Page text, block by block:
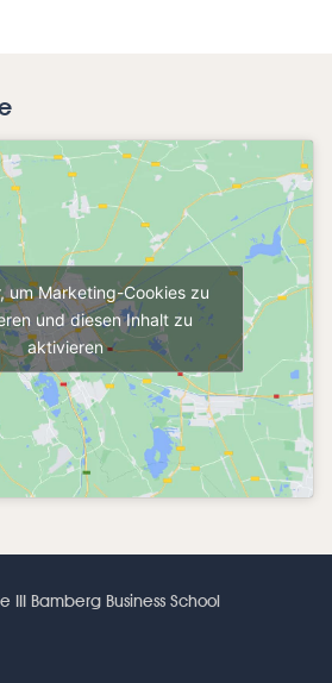
um Marketing-Cookies zu
und diesen Inhalt zu
aktivieren
III Bamberg Business School